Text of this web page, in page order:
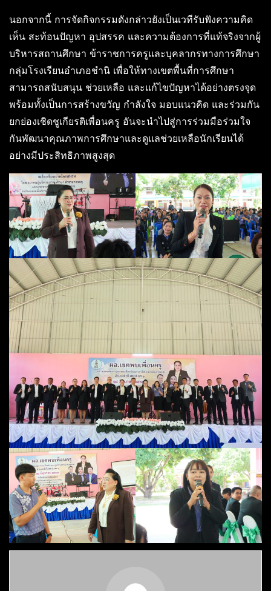
นอกจากนี้ การจัดกิจกรรมดังกล่าวยังเป็นเวทีรับฟังความคิด
เห็น สะท้อนปัญหา อุปสรรค และความต้องการที่แท้จริงจากผู้
บริหารสถานศึกษา ข้าราชการครูและบุคลากรทางการศึกษา
กลุ่มโรงเรียนอำเภอชำนิ เพื่อให้ทางเขตพื้นที่การศึกษา
สามารถสนับสนุน ช่วยเหลือ และแก้ไขปัญหาได้อย่างตรงจุด
พร้อมทั้งเป็นการสร้างขวัญ กำลังใจ มอบแนวคิด และร่วมกัน
ยกย่องเชิดชูเกียรติเพื่อนครู อันจะนำไปสู่การร่วมมือร่วมใจ
กันพัฒนาคุณภาพการศึกษาและดูแลช่วยเหลือนักเรียนได้
อย่างมีประสิทธิภาพสูงสุด